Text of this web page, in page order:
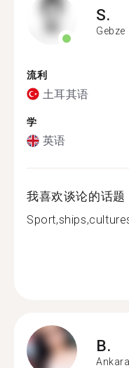
S.
Gebze
流利
土耳其语
学
英语
我喜欢谈论的话题
B.
Ankara